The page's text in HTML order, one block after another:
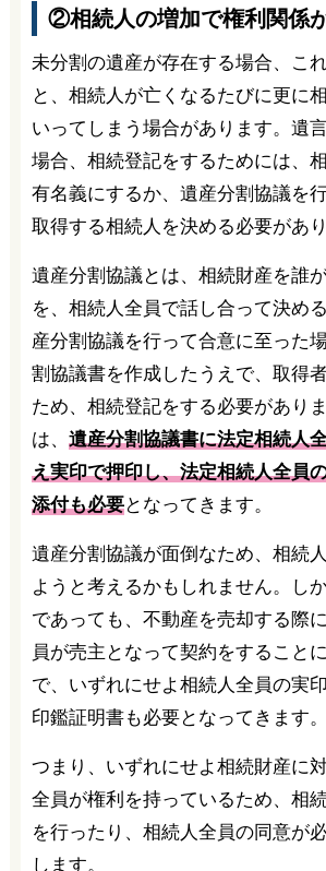
②相続人の増加で権利関係
未分割の遺産が存在する場合、こ
と、相続人が亡くなるたびに更に
いってしまう場合があります。遺
場合、相続登記をするためには、
有名義にするか、遺産分割協議を
取得する相続人を決める必要があり
遺産分割協議とは、相続財産を誰
を、相続人全員で話し合って決め
産分割協議を行って合意に至った
割協議書を作成したうえで、取得
ため、相続登記をする必要があり
は、 遺産分割協議書に法定相続人
え実印で押印し、法定相続人全員
添付も必要となってきます。
遺産分割協議が面倒なため、相続
ようと考えるかもしれません。し
であっても、不動産を売却する際
員が売主となって契約をすること
で、いずれにせよ相続人全員の実
印鑑証明書も必要となってきます。
つまり、いずれにせよ相続財産に
全員が権利を持っているため、相
を行ったり、相続人全員の同意が
します。